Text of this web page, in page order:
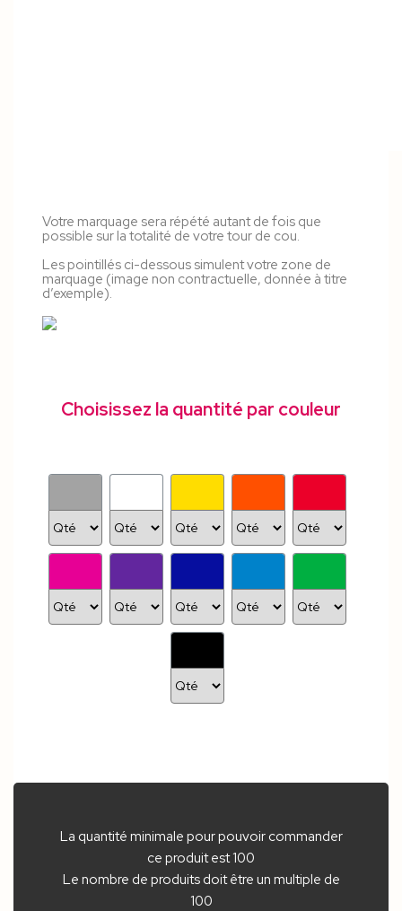
Votre marquage sera répété autant de fois que
possible sur la totalité de votre tour de cou.
Les pointillés ci-dessous simulent votre zone de
marquage (image non contractuelle, donnée à titre
d’exemple).
Choisissez la quantité par couleur
La quantité minimale pour pouvoir commander
ce produit est 100
Le nombre de produits doit être un multiple de
100